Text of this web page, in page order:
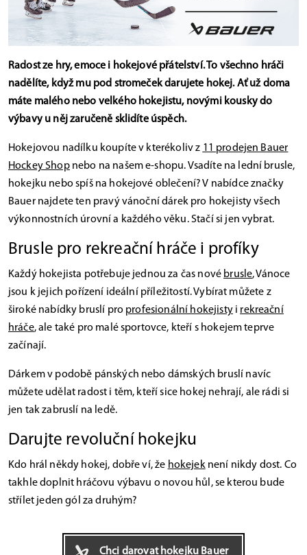
Radost ze hry, emoce i hokejové přátelství. To všechno hráči
nadělíte, když mu pod stromeček darujete hokej. Ať už doma
máte malého nebo velkého hokejistu, novými kousky do
výbavy u něj zaručeně sklidíte úspěch.
Hokejovou nadílku koupíte v kterékoliv z 11 prodejen Bauer
Hockey Shopnebo na našem e-shopu.Vsadíte na lední brusle,
hokejku nebo spíš na hokejové oblečení? V nabídce značky
Bauer najdete ten pravý vánoční dárek pro hokejisty všech
výkonnostních úrovní a každého věku. Stačí si jen vybrat.
Brusle pro rekreační hráče i profíky
Každý hokejista potřebuje jednou za čas nové brusle, Vánoce
jsou k jejich pořízení ideální příležitostí. Vybírat můžete z
široké nabídky bruslí pro profesionální hokejistyi rekreační
hráče, ale také pro malé sportovce, kteří s hokejem teprve
začínají.
Dárkem v podobě pánských nebo dámských bruslí navíc
můžete udělat radost i těm, kteří sice hokej nehrají, ale rádi si
jen tak zabruslí na ledě.
Darujte revoluční hokejku
Kdo hrál někdy hokej, dobře ví, že hokejeknení nikdy dost. Co
takhle doplnit hráčovu výbavu o novou hůl, se kterou bude
střílet jeden gól za druhým?
Chci darovat hokejku Bauer